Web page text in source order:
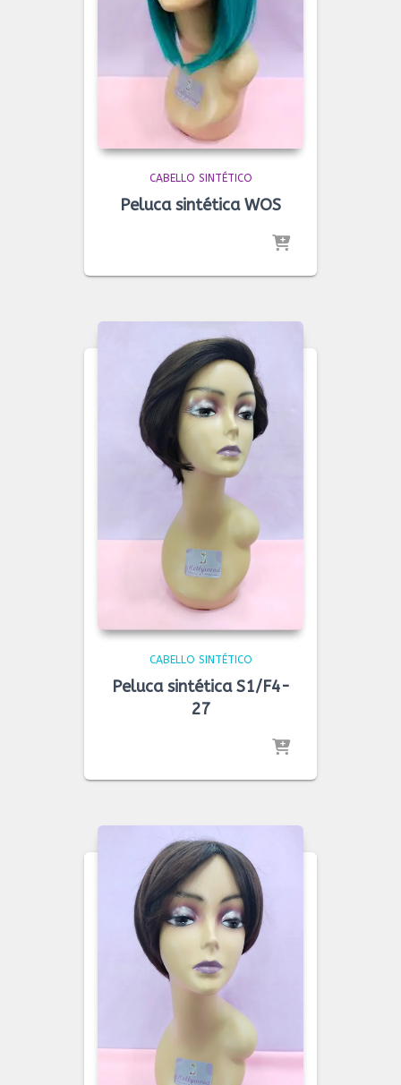
CABELLO SINTÉTICO
Peluca sintética WOS
CABELLO SINTÉTICO
Peluca sintética S1/F4-
27